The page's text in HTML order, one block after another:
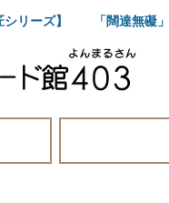
リーズ】 「闊達無礙」